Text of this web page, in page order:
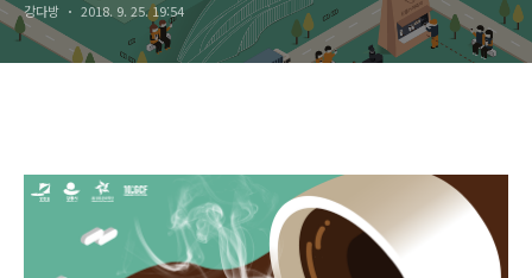
강다방 2018. 9. 25. 19:54